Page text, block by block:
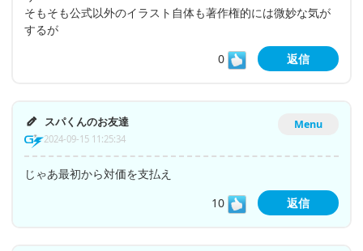
そもそも公式以外のイラスト自体も著作権的には微妙な気が
するが
0
返信
Menu
スパくんのお友達
2024-09-15 11:25:34
じゃあ最初から対価を支払え
10
返信